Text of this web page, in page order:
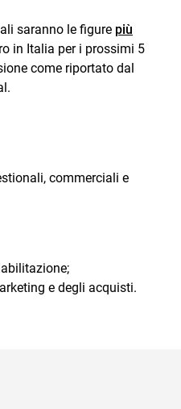
saranno le figure più
in Italia per i prossimi 5
come riportato dal
commerciali e
e degli acquisti.